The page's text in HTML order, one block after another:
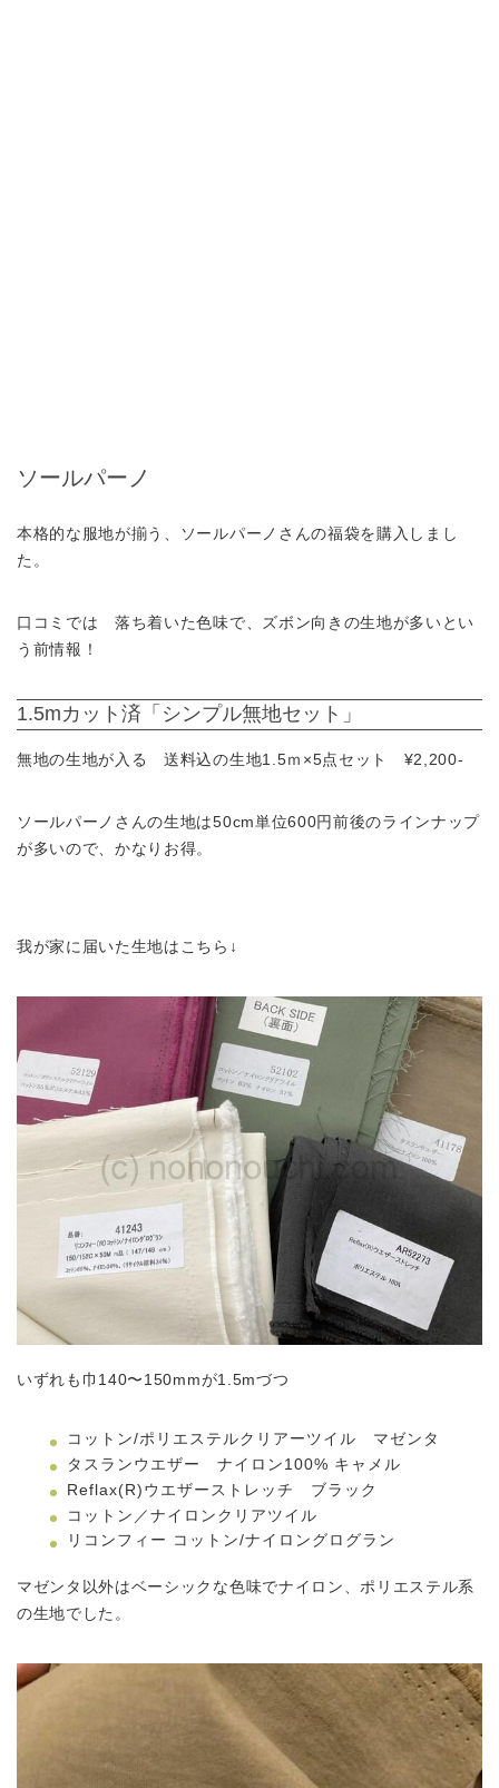
ソールパーノ
本格的な服地が揃う、ソールパーノさんの福袋を購入しまし
た。
口コミでは 落ち着いた色味で、ズボン向きの生地が多いとい
う前情報！
1.5mカット済「シンプル無地セット」
無地の生地が入る 送料込の生地1.5ｍ×5点セット ¥2,200-
ソールパーノさんの生地は50cm単位600円前後のラインナップ
が多いので、かなりお得。
我が家に届いた生地はこちら↓
いずれも巾140〜150mmが1.5mづつ
コットン/ポリエステルクリアーツイル マゼンタ
タスランウエザー ナイロン100% キャメル
Reflax(R)ウエザーストレッチ ブラック
コットン／ナイロンクリアツイル
リコンフィー コットン/ナイロングログラン
マゼンタ以外はベーシックな色味でナイロン、ポリエステル系
の生地でした。